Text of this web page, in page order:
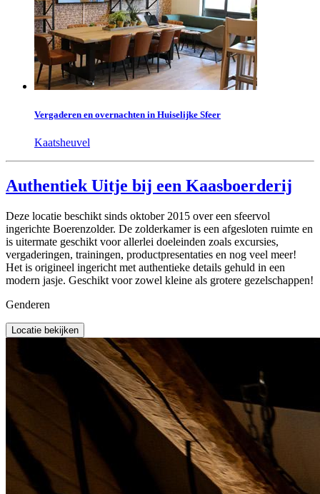
Vergaderen en overnachten in Huiselijke Sfeer
Kaatsheuvel
Authentiek Uitje bij een Kaasboerderij
Deze locatie beschikt sinds oktober 2015 over een sfeervol
ingerichte Boerenzolder. De zolderkamer is een afgesloten ruimte en
is uitermate geschikt voor allerlei doeleinden zoals excursies,
vergaderingen, trainingen, productpresentaties en nog veel meer!
Het is origineel ingericht met authentieke details gehuld in een
modern jasje. Geschikt voor zowel kleine als grotere gezelschappen!
Genderen
Locatie bekijken